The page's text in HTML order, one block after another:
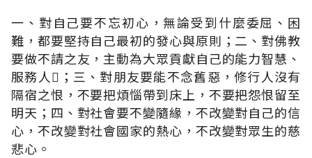
一、對自己要不忘初心，無論受到什麼委屈、困
難，都要堅持自己最初的發心與原則；二、對佛教
要做不請之友，主動為大眾貢獻自己的能力智慧、
服務人；三、對朋友要能不念舊惡，修行人沒有
隔宿之恨，不要把煩惱帶到床上，不要把怨恨留至
明天；四、對社會要不變隨緣，不改變對自己的信
心，不改變對社會國家的熱心，不改變對眾生的慈
悲心。